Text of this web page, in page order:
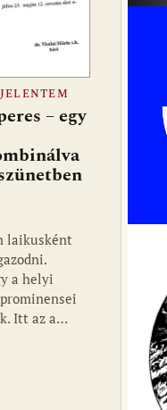
– egy
laikusként
a helyi
Itt az a…